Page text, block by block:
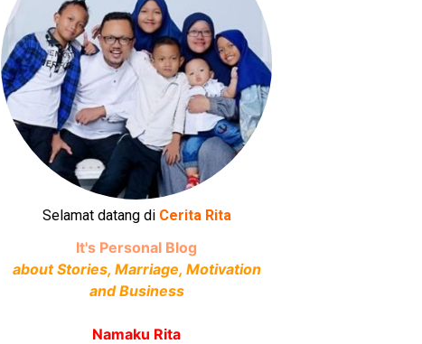
Selamat datang di Cerita Rita
It's Personal Blog
about Stories, Marriage, Motivation
and Business
Namaku Rita